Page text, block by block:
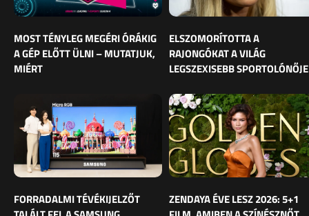
MOST TÉNYLEG MEGÉRI ÓRÁKIG
A GÉP ELŐTT ÜLNI – MUTATJUK,
MIÉRT
ELSZOMORÍTOTTA A
RAJONGÓKAT A VILÁG
LEGSZEXISEBB SPORTOLÓNŐJE
FORRADALMI TÉVÉKIJELZŐT
ZENDAYA ÉVE LESZ 2026: 5+1